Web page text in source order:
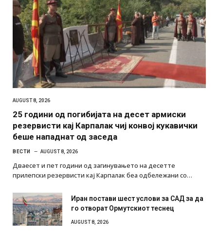
AUGUST 8, 2026
25 години од погибијата на десет армиски
резервисти кај Карпалак чиј конвој кукавички
беше нападнат од заседа
ВЕСТИ AUGUST 8, 2026
Дваесет и пет години од загинувањето на десетте
прилепски резервисти кај Карпалак беа одбележани со…
Иран постави шест услови за САД за да
го отворат Ормутскиот теснец
AUGUST 8, 2026